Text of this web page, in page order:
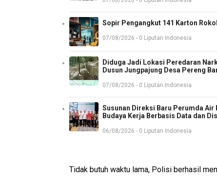
Sopir Pengangkut 141 Karton
07/08/2026 - 0 Liputan Indonesia
Diduga Jadi Lokasi Peredaran
Dusun Jungpajung Desa Pereng
07/08/2026 - 0 Liputan Indonesia
Susunan Direksi Baru Perumda Air
Budaya Kerja Berbasis Data dan
06/08/2026 - 0 Liputan Indonesia
Tidak butuh waktu lama, Polisi berhasil